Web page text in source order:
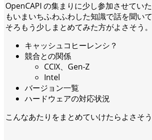
OpenCAPI の集まりに少し参加させてい
もいまいちふわふわした知識で話を聞い
そろもう少しまとめてみた方がよさそう。
キャッシュコヒーレンシ？
競合との関係
CCIX、Gen-Z
Intel
バージョン一覧
ハードウェアの対応状況
こんなあたりをまとめていけたらよさそう